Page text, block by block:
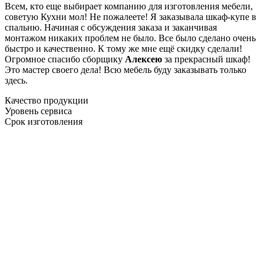
Всем, кто еще выбирает компанию для изготовления мебели,
советую Кухни мол! Не пожалеете! Я заказывала шкаф-купе в
спальню. Начиная с обсуждения заказа и заканчивая
монтажом никаких проблем не было. Все было сделано очень
быстро и качественно. К тому же мне ещё скидку сделали!
Огромное спасибо сборщику Алексею за прекрасный шкаф!
Это мастер своего дела! Всю мебель буду заказывать только
здесь.
Качество продукции
Уровень сервиса
Срок изготовления